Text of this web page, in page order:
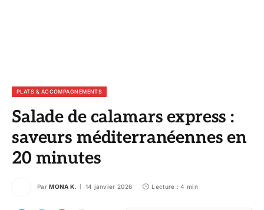
PLATS & ACCOMPAGNEMENTS
Salade de calamars express :
saveurs méditerranéennes en
20 minutes
Par MONA K. 14 janvier 2026 Lecture : 4 min